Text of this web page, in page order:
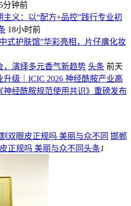
分钟前
义：以“配方+品控”践行专业初
18小时前
式护肤馆”华彩亮相，片仔癀化妆
，演绎多元香气新趋势 头条 前天
级｜ICIC 2026 神经酰胺产业高
经酰胺规范使用共识》重磅发布
邯郸
正规吗 美丽与众不同 头条1